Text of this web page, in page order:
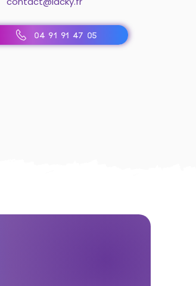
04 91 91 47 05